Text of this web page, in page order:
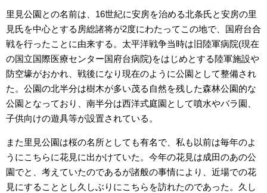
里見公園との名前は、16世紀に安房を治める北条氏と安房の里
見氏を中心とする房総諸将が2度にわたってこの地で、国府台合
戦を行ったことに由来する。太平洋戦争当時は旧陸軍病院(現在
の国立国際医療センター国府台病院)をはじめとする陸軍施設や
防空壕がおかれ、戦後になり現在のように公園として整備され
た。公園の北半分は樹木が多い茂る自然を残した森林公園的な
公園となっており、南半分は西洋式庭園として噴水やバラ園、
子供向けの遊具等が設置されている。
また里見公園は桜の名所としても有名で、私も以前は毎年のよ
うにこちらに花見に出かけていた。今年の花見は成田のあの公
園でと、考えていたのであるが諸般の事情により、近場での花
見にすることとし久しぶりにこちらを訪れたのであった。久し